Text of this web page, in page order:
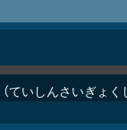
ていしんさいぎょく